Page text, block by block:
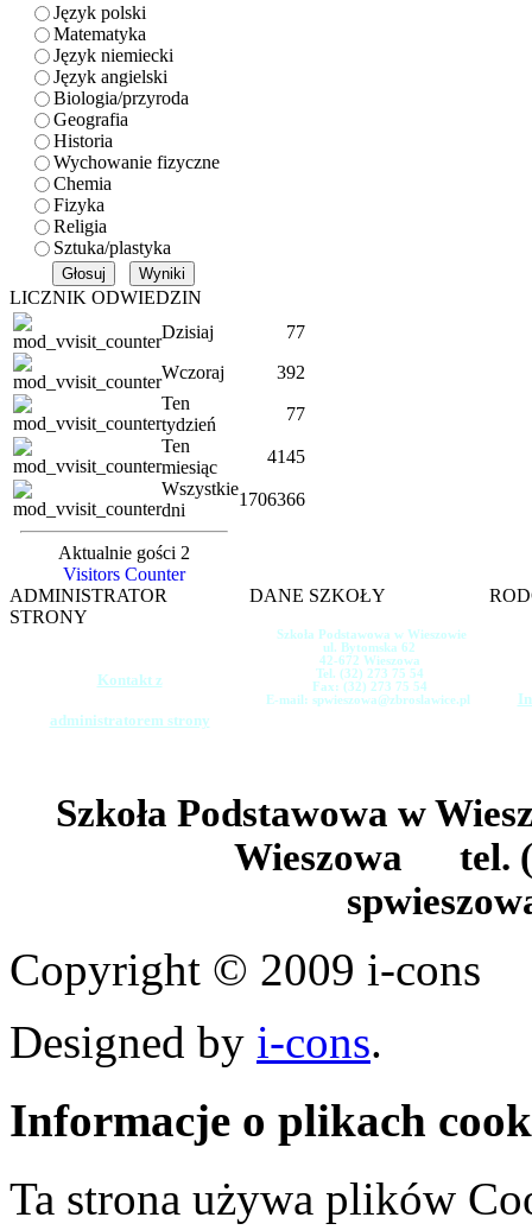
Język polski
Matematyka
Język niemiecki
Język angielski
Biologia/przyroda
Geografia
Historia
Wychowanie fizyczne
Chemia
Fizyka
Religia
Sztuka/plastyka
LICZNIK ODWIEDZIN
Dzisiaj
77
Wczoraj
392
Ten
tydzień
77
Ten
miesiąc
4145
Wszystkie
dni
1706366
Aktualnie gości 2
Visitors Counter
ADMINISTRATOR
STRONY
Kontakt z
administratorem strony
DANE SZKOŁY
Szkoła Podstawowa w Wieszowie
ul. Bytomska 62
42-672 Wieszowa
Tel. (32) 273 75 54
Fax: (32) 273 75 54
E-mail: spwieszowa@zbroslawice.pl
Szkoła Podstawowa w
Wieszowa tel.
Copyright © 2009 i-cons
Designed by i-cons.
Informacje o plikach
Ta strona używa plików